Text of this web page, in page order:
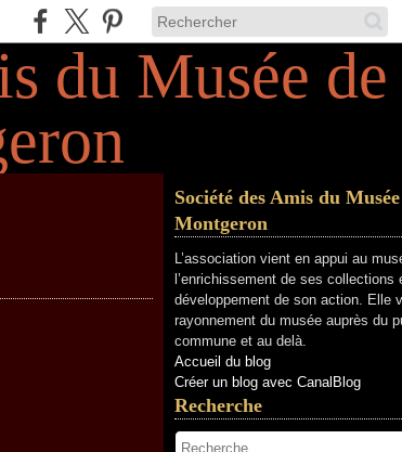
Société des Amis du
Montgeron
L’association vient en appui au
l’enrichissement de ses collections
développement de son action. Elle
rayonnement du musée auprès du
commune et au delà.
Accueil du blog
Créer un blog avec CanalBlog
Recherche